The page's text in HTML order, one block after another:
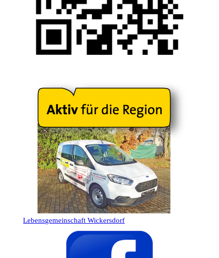
Lebensgemeinschaft Wickersdorf